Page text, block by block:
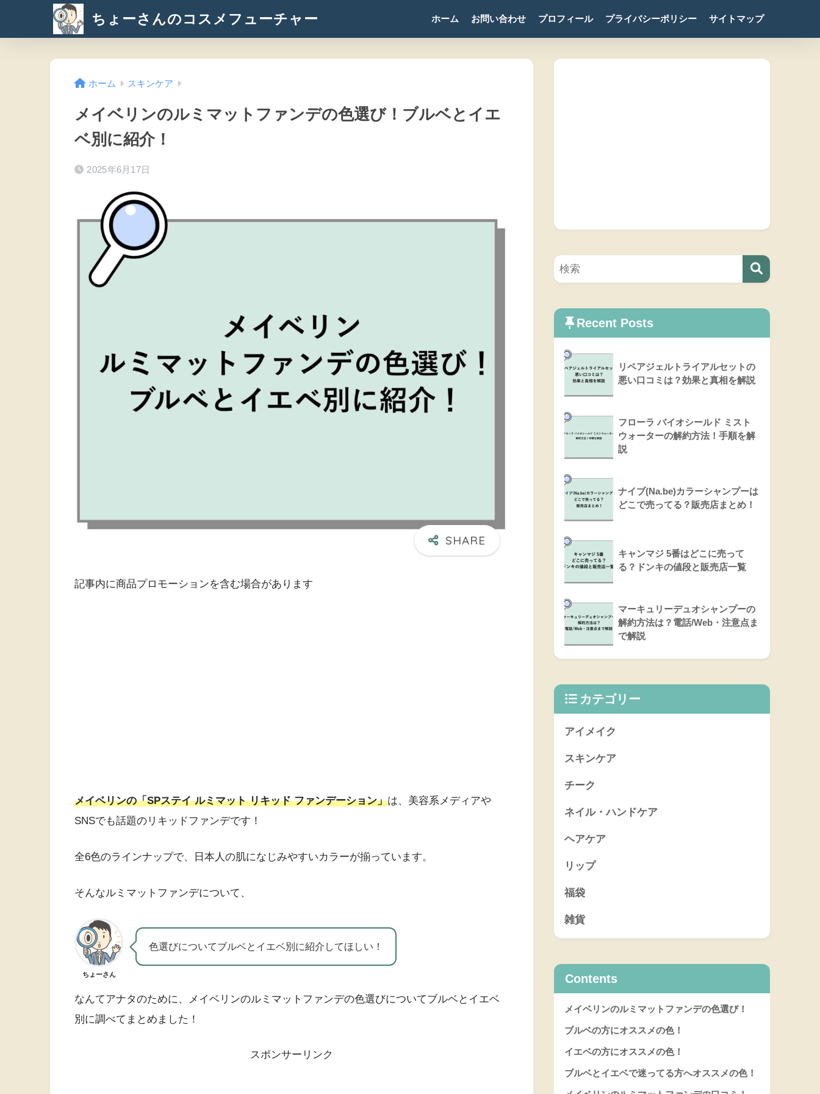
ちょーさんのコスメフューチャー ホーム お問い合わせ プロフィール プライバシーポリシー サイトマップ
ホーム スキンケア
メイベリンのルミマットファンデの色選び！ブルベとイエ
ベ別に紹介！
2025年6月17日
記事内に商品プロモーションを含む場合があります
メイベリンの「SPステイ ルミマット リキッド ファンデーション」は、美容系メディアや
SNSでも話題のリキッドファンデです！
全6色のラインナップで、日本人の肌になじみやすいカラーが揃っています。
そんなルミマットファンデについて、
ちょーさん
色選びについてブルベとイエベ別に紹介してほしい！
なんてアナタのために、メイベリンのルミマットファンデの色選びについてブルベとイエベ
別に調べてまとめました！
スポンサーリンク
Recent Posts
リペアジェルトライアルセットの
悪い口コミは？効果と真相を解説
フローラ バイオシールド ミスト
ウォーターの解約方法！手順を解
説
ナイブ(Na.be)カラーシャンプーは
どこで売ってる？販売店まとめ！
キャンマジ 5番はどこに売って
る？ドンキの値段と販売店一覧
マーキュリーデュオシャンプーの
解約方法は？電話/Web・注意点ま
で解説
カテゴリー
アイメイク
スキンケア
チーク
ネイル・ハンドケア
ヘアケア
リップ
福袋
雑貨
Contents
メイベリンのルミマットファンデの色選び！
ブルベの方にオススメの色！
イエベの方にオススメの色！
ブルベとイエベで迷ってる方へオススメの色！